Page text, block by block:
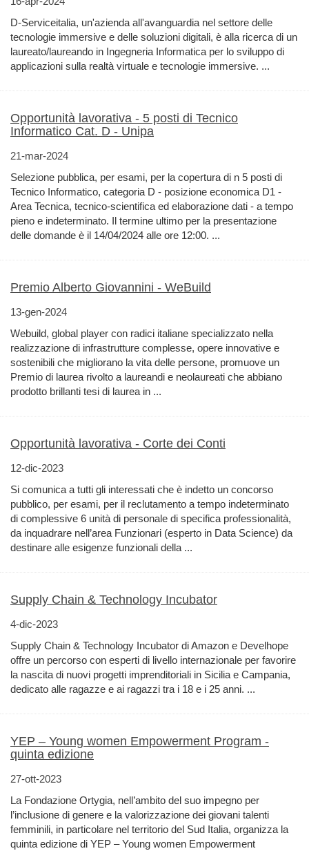
D-Serviceitalia, un'azienda all'avanguardia nel settore delle
tecnologie immersive e delle soluzioni digitali, è alla ricerca di un
laureato/laureando in Ingegneria Informatica per lo sviluppo di
applicazioni sulla realtà virtuale e tecnologie immersive. ...
Opportunità lavorativa - 5 posti di Tecnico
Informatico Cat. D - Unipa
21-mar-2024
Selezione pubblica, per esami, per la copertura di n 5 posti di
Tecnico Informatico, categoria D - posizione economica D1 -
Area Tecnica, tecnico-scientifica ed elaborazione dati - a tempo
pieno e indeterminato. Il termine ultimo per la presentazione
delle domande è il 14/04/2024 alle ore 12:00. ...
Premio Alberto Giovannini - WeBuild
13-gen-2024
Webuild, global player con radici italiane specializzato nella
realizzazione di infrastrutture complesse, opere innovative e
sostenibili che migliorano la vita delle persone, promuove un
Premio di laurea rivolto a laureandi e neolaureati che abbiano
prodotto brillanti tesi di laurea in ...
Opportunità lavorativa - Corte dei Conti
12-dic-2023
Si comunica a tutti gli interessati che è indetto un concorso
pubblico, per esami, per il reclutamento a tempo indeterminato
di complessive 6 unità di personale di specifica professionalità,
da inquadrare nell’area Funzionari (esperto in Data Science) da
destinare alle esigenze funzionali della ...
Supply Chain & Technology Incubator
4-dic-2023
Supply Chain & Technology Incubator di Amazon e Develhope
offre un percorso con esperti di livello internazionale per favorire
la nascita di nuovi progetti imprenditoriali in Sicilia e Campania,
dedicato alle ragazze e ai ragazzi tra i 18 e i 25 anni. ...
YEP – Young women Empowerment Program -
quinta edizione
27-ott-2023
La Fondazione Ortygia, nell’ambito del suo impegno per
l’inclusione di genere e la valorizzazione dei giovani talenti
femminili, in particolare nel territorio del Sud Italia, organizza la
quinta edizione di YEP – Young women Empowerment